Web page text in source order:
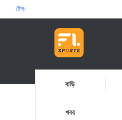
টেল:
বাড়ি
খবর